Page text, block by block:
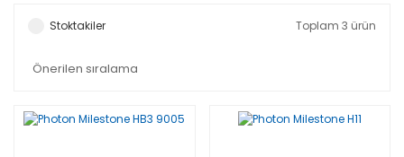
Stoktakiler Toplam 3 ürün